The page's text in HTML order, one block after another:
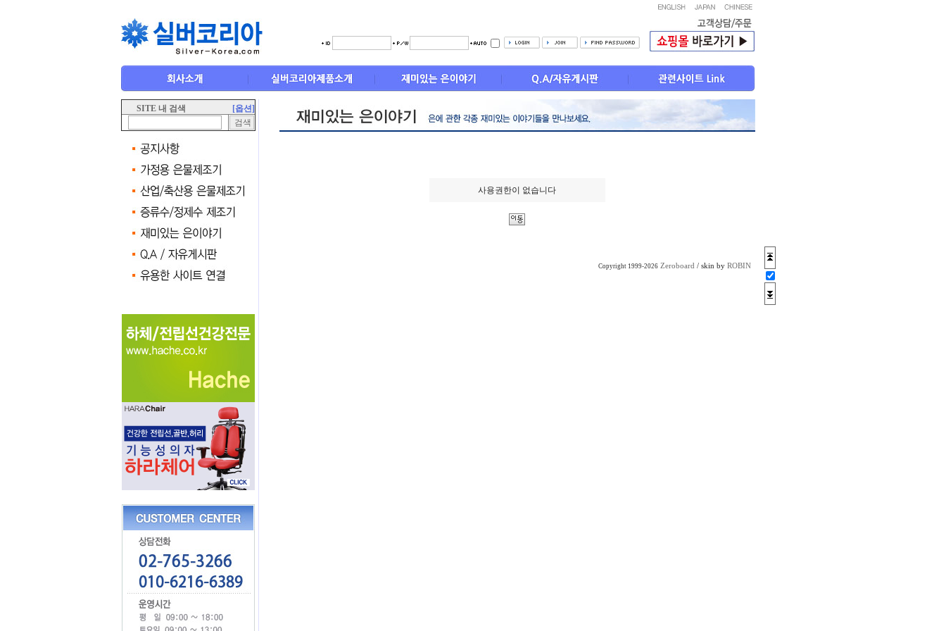
SITE 내 검색 [옵션]
사용권한이 없습니다
Copyright 1999-2026 Zeroboard / skin by ROBIN